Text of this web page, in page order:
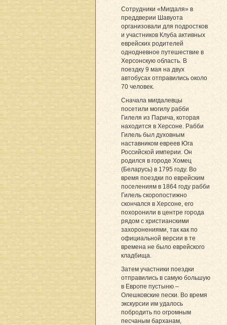
Сотрудники «Мигдаля» в
преддверии Шавуота
организовали для подростков
и участников Клуба активных
еврейских родителей
однодневное путешествие в
Херсонскую область. В
поездку 9 мая на двух
автобусах отправились около
70 человек.
Сначала мигдалевцы
посетили могилу рабби
Гилеля из Парича, которая
находится в Херсоне. Рабби
Гилель был духовным
наставником евреев Юга
Российской империи. Он
родился в городе Хомец
(Беларусь) в 1795 году. Во
время поездки по еврейским
поселениям в 1864 году рабби
Гилель скоропостижно
скончался в Херсоне, его
похоронили в центре города
рядом с христианскими
захоронениями, так как по
официальной версии в те
времена не было еврейского
кладбища.
Затем участники поездки
отправились в самую большую
в Европе пустыню –
Олешковские пески. Во время
экскурсии им удалось
побродить по огромным
песчаным барханам,